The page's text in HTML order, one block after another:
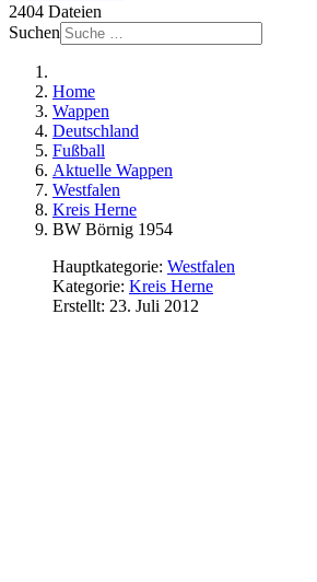
2404 Dateien
Suchen
Home
Wappen
Deutschland
Fußball
Aktuelle Wappen
Westfalen
Kreis Herne
BW Börnig 1954
Hauptkategorie: Westfalen
Kategorie: Kreis Herne
Erstellt: 23. Juli 2012